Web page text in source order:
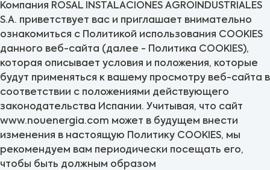
Компания ROSAL INSTALACIONES AGROINDUSTRIALES
S.A. приветствует вас и приглашает внимательно
ознакомиться с Политикой использования COOKIES
данного веб-сайта (далее - Политика COOKIES),
которая описывает условия и положения, которые
будут применяться к вашему просмотру веб-сайта в
соответствии с положениями действующего
законодательства Испании. Учитывая, что сайт
www.nouenergia.com может в будущем внести
изменения в настоящую Политику COOKIES, мы
рекомендуем вам периодически посещать его,
чтобы быть должным образом